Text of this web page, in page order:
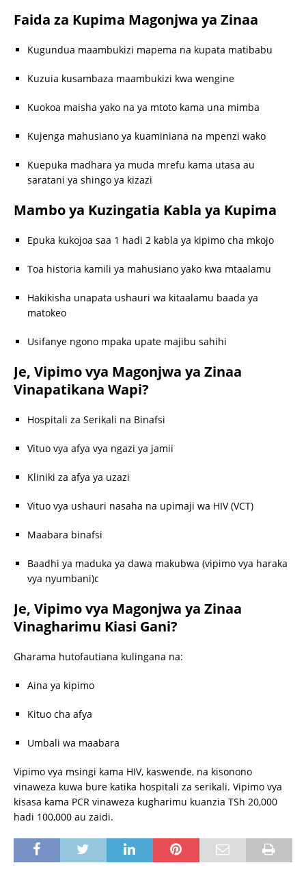
Faida za Kupima Magonjwa ya Zinaa
Kugundua maambukizi mapema na kupata matibabu
Kuzuia kusambaza maambukizi kwa wengine
Kuokoa maisha yako na ya mtoto kama una mimba
Kujenga mahusiano ya kuaminiana na mpenzi wako
Kuepuka madhara ya muda mrefu kama utasa au
saratani ya shingo ya kizazi
Mambo ya Kuzingatia Kabla ya Kupima
Epuka kukojoa saa 1 hadi 2 kabla ya kipimo cha mkojo
Toa historia kamili ya mahusiano yako kwa mtaalamu
Hakikisha unapata ushauri wa kitaalamu baada ya
matokeo
Usifanye ngono mpaka upate majibu sahihi
Je, Vipimo vya Magonjwa ya Zinaa
Vinapatikana Wapi?
Hospitali za Serikali na Binafsi
Vituo vya afya vya ngazi ya jamii
Kliniki za afya ya uzazi
Vituo vya ushauri nasaha na upimaji wa HIV (VCT)
Maabara binafsi
Baadhi ya maduka ya dawa makubwa (vipimo vya haraka
vya nyumbani)c
Je, Vipimo vya Magonjwa ya Zinaa
Vinagharimu Kiasi Gani?
Gharama hutofautiana kulingana na:
Aina ya kipimo
Kituo cha afya
Umbali wa maabara
Vipimo vya msingi kama HIV, kaswende, na kisonono
vinaweza kuwa bure katika hospitali za serikali. Vipimo vya
kisasa kama PCR vinaweza kugharimu kuanzia TSh 20,000
hadi 100,000 au zaidi.